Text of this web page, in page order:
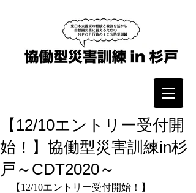
【12/10エントリー受付開
始！】協働型災害訓練in杉
戸～CDT2020～
【12/10エントリー受付開始！】